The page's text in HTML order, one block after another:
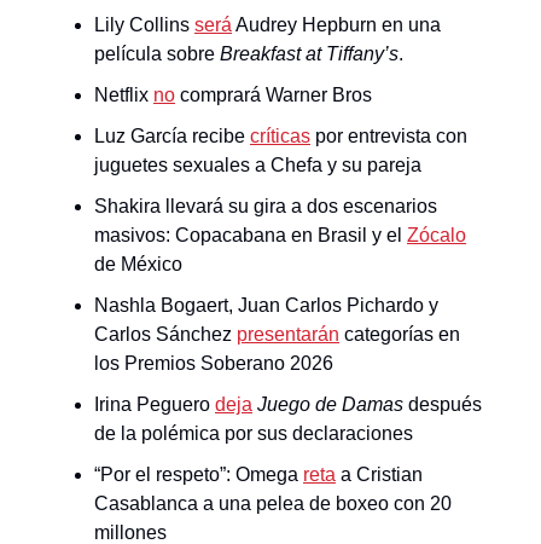
Lily Collins será Audrey Hepburn en una
película sobre Breakfast at Tiffany’s.
Netflix no comprará Warner Bros
Luz García recibe críticas por entrevista con
juguetes sexuales a Chefa y su pareja
Shakira llevará su gira a dos escenarios
masivos: Copacabana en Brasil y el Zócalo
de México
Nashla Bogaert, Juan Carlos Pichardo y
Carlos Sánchez presentarán categorías en
los Premios Soberano 2026
Irina Peguero deja Juego de Damas después
de la polémica por sus declaraciones
“Por el respeto”: Omega reta a Cristian
Casablanca a una pelea de boxeo con 20
millones